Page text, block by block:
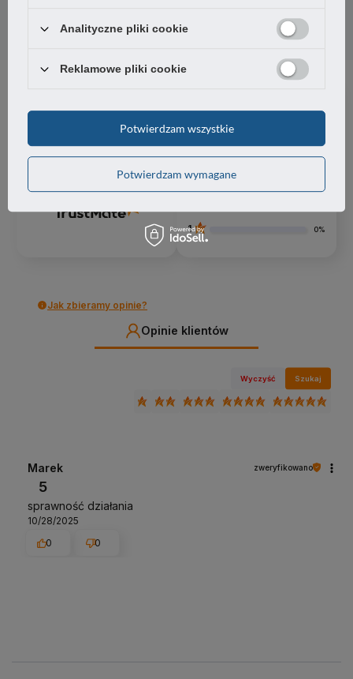
dla innych.
Zadaj pytanie
5.00
opinii klientów
5 100%
1 0%
Jak zbieramy opinie?
Opinie klientów
Wyczyść Szukaj
Marek zweryfikowano
5
sprawność działania
10/28/2025
0
0
Analityczne pliki cookie
Reklamowe pliki cookie
Potwierdzam wymagane
Potwierdzam wszystkie